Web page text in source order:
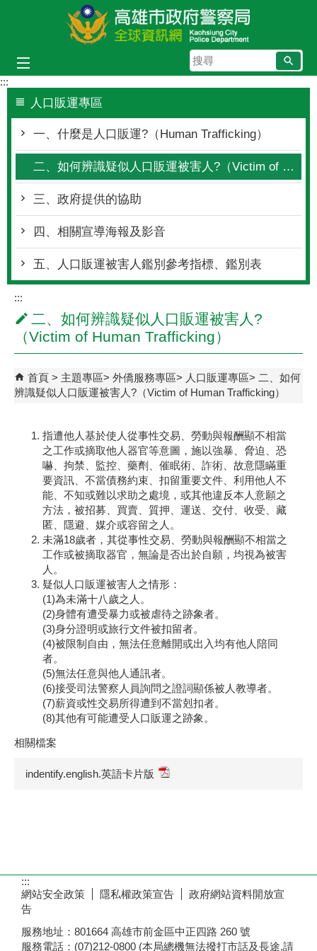
跳到主要內容區塊
搜
尋
:::
人口販運專區
一、什麼是人口販運?（Human Trafficking）
二、如何辨識疑似人口販運被害人?（Victim of Human Trafficking）
三、政府提供的協助
四、相關宣導海報及影音
五、人口販運被害人鑑別參考指標、鑑別表
:::
二、如何辨識疑似人口販運被害人?
（Victim of Human Trafficking）
首頁 主題專區 外僑服務專區 人口販運專區
二、如何
辨識疑似人口販運被害人?（Victim of Human Trafficking）
指遭他人基於使人從事性交易、勞動與報酬顯不相當
之工作或摘取他人器官等意圖，施以強暴、脅迫、恐
嚇、拘禁、監控、藥劑、催眠術、詐術、故意隱瞞重
要資訊、不當債務約束、扣留重要文件、利用他人不
能、不知或難以求助之處境，或其他違反本人意願之
方法，被招募、買賣、質押、運送、交付、收受、藏
匿、隱避、媒介或容留之人。
未滿18歲者，其從事性交易、勞動與報酬顯不相當之
工作或被摘取器官，無論是否出於自願，均視為被害
人。
疑似人口販運被害人之情形：
(1)為未滿十八歲之人。
(2)身體有遭受暴力或被虐待之跡象者。
(3)身分證明或旅行文件被扣留者。
(4)被限制自由，無法任意離開或出入均有他人陪同
者。
(5)無法任意與他人通訊者。
(6)接受司法警察人員詢問之證詞顯係被人教導者。
(7)薪資或性交易所得遭到不當剋扣者。
(8)其他有可能遭受人口販運之跡象。
相關檔案
indentify.english.英語卡片版
:::
網站安全政策
隱私權政策宣告
政府網站資料開放宣
告
服務地址：801664 高雄市前金區中正四路 260 號
服務電話：(07)212-0800 (本局總機無法撥打市話及長途,請